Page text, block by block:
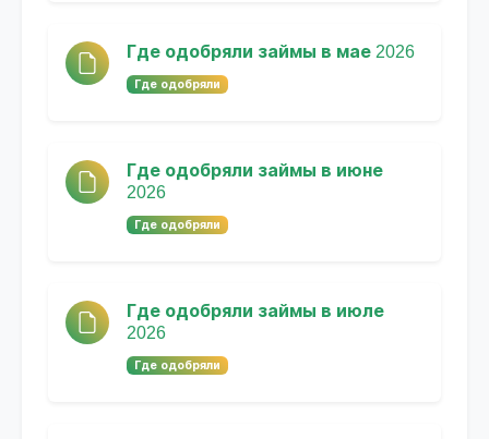
Где одобряли займы в мае 2026
Где одобряли
Где одобряли займы в июне
2026
Где одобряли
Где одобряли займы в июле
2026
Где одобряли